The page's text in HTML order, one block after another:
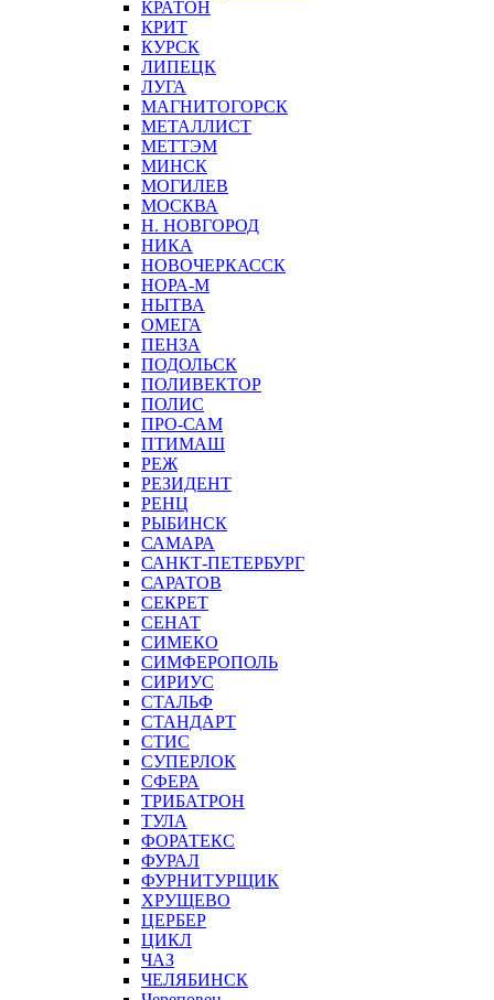
КРАТОН
КРИТ
КУРСК
ЛИПЕЦК
ЛУГА
МАГНИТОГОРСК
МЕТАЛЛИСТ
МЕТТЭМ
МИНСК
МОГИЛЕВ
МОСКВА
Н. НОВГОРОД
НИКА
НОВОЧЕРКАССК
НОРА-М
НЫТВА
ОМЕГА
ПЕНЗА
ПОДОЛЬСК
ПОЛИВЕКТОР
ПОЛИС
ПРО-САМ
ПТИМАШ
РЕЖ
РЕЗИДЕНТ
РЕНЦ
РЫБИНСК
САМАРА
САНКТ-ПЕТЕРБУРГ
САРАТОВ
СЕКРЕТ
СЕНАТ
СИМЕКО
СИМФЕРОПОЛЬ
СИРИУС
СТАЛЬФ
СТАНДАРТ
СТИС
СУПЕРЛОК
СФЕРА
ТРИБАТРОН
ТУЛА
ФОРАТЕКС
ФУРАЛ
ФУРНИТУРЩИК
ХРУЩЕВО
ЦЕРБЕР
ЦИКЛ
ЧАЗ
ЧЕЛЯБИНСК